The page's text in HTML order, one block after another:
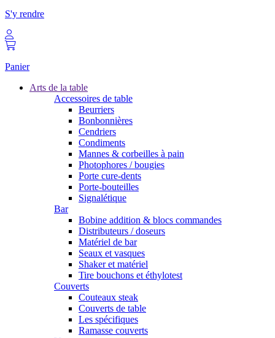
S'y rendre
Panier
Arts de la table
Accessoires de table
Beurriers
Bonbonnières
Cendriers
Condiments
Mannes & corbeilles à pain
Photophores / bougies
Porte cure-dents
Porte-bouteilles
Signalétique
Bar
Bobine addition & blocs commandes
Distributeurs / doseurs
Matériel de bar
Seaux et vasques
Shaker et matériel
Tire bouchons et éthylotest
Couverts
Couteaux steak
Couverts de table
Les spécifiques
Ramasse couverts